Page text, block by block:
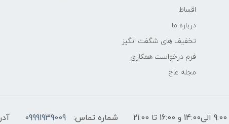
اقساط
درباره ما
تخفیف های شگفت انگیز
فرم درخواست همکاری
مجله عاج
شماره تماس: 09991939009